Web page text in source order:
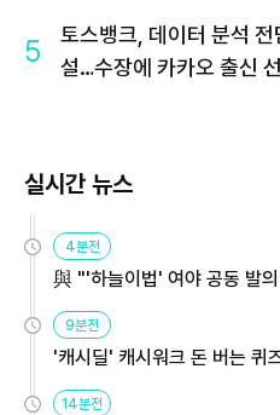
5
토스뱅크, 데이터 분석 전
설…수장에 카카오 출신
실시간 뉴스
4분전
與 "'하늘이법' 여야 공동 발
9분전
'캐시딜' 캐시워크 돈 버는 퀴
14분전